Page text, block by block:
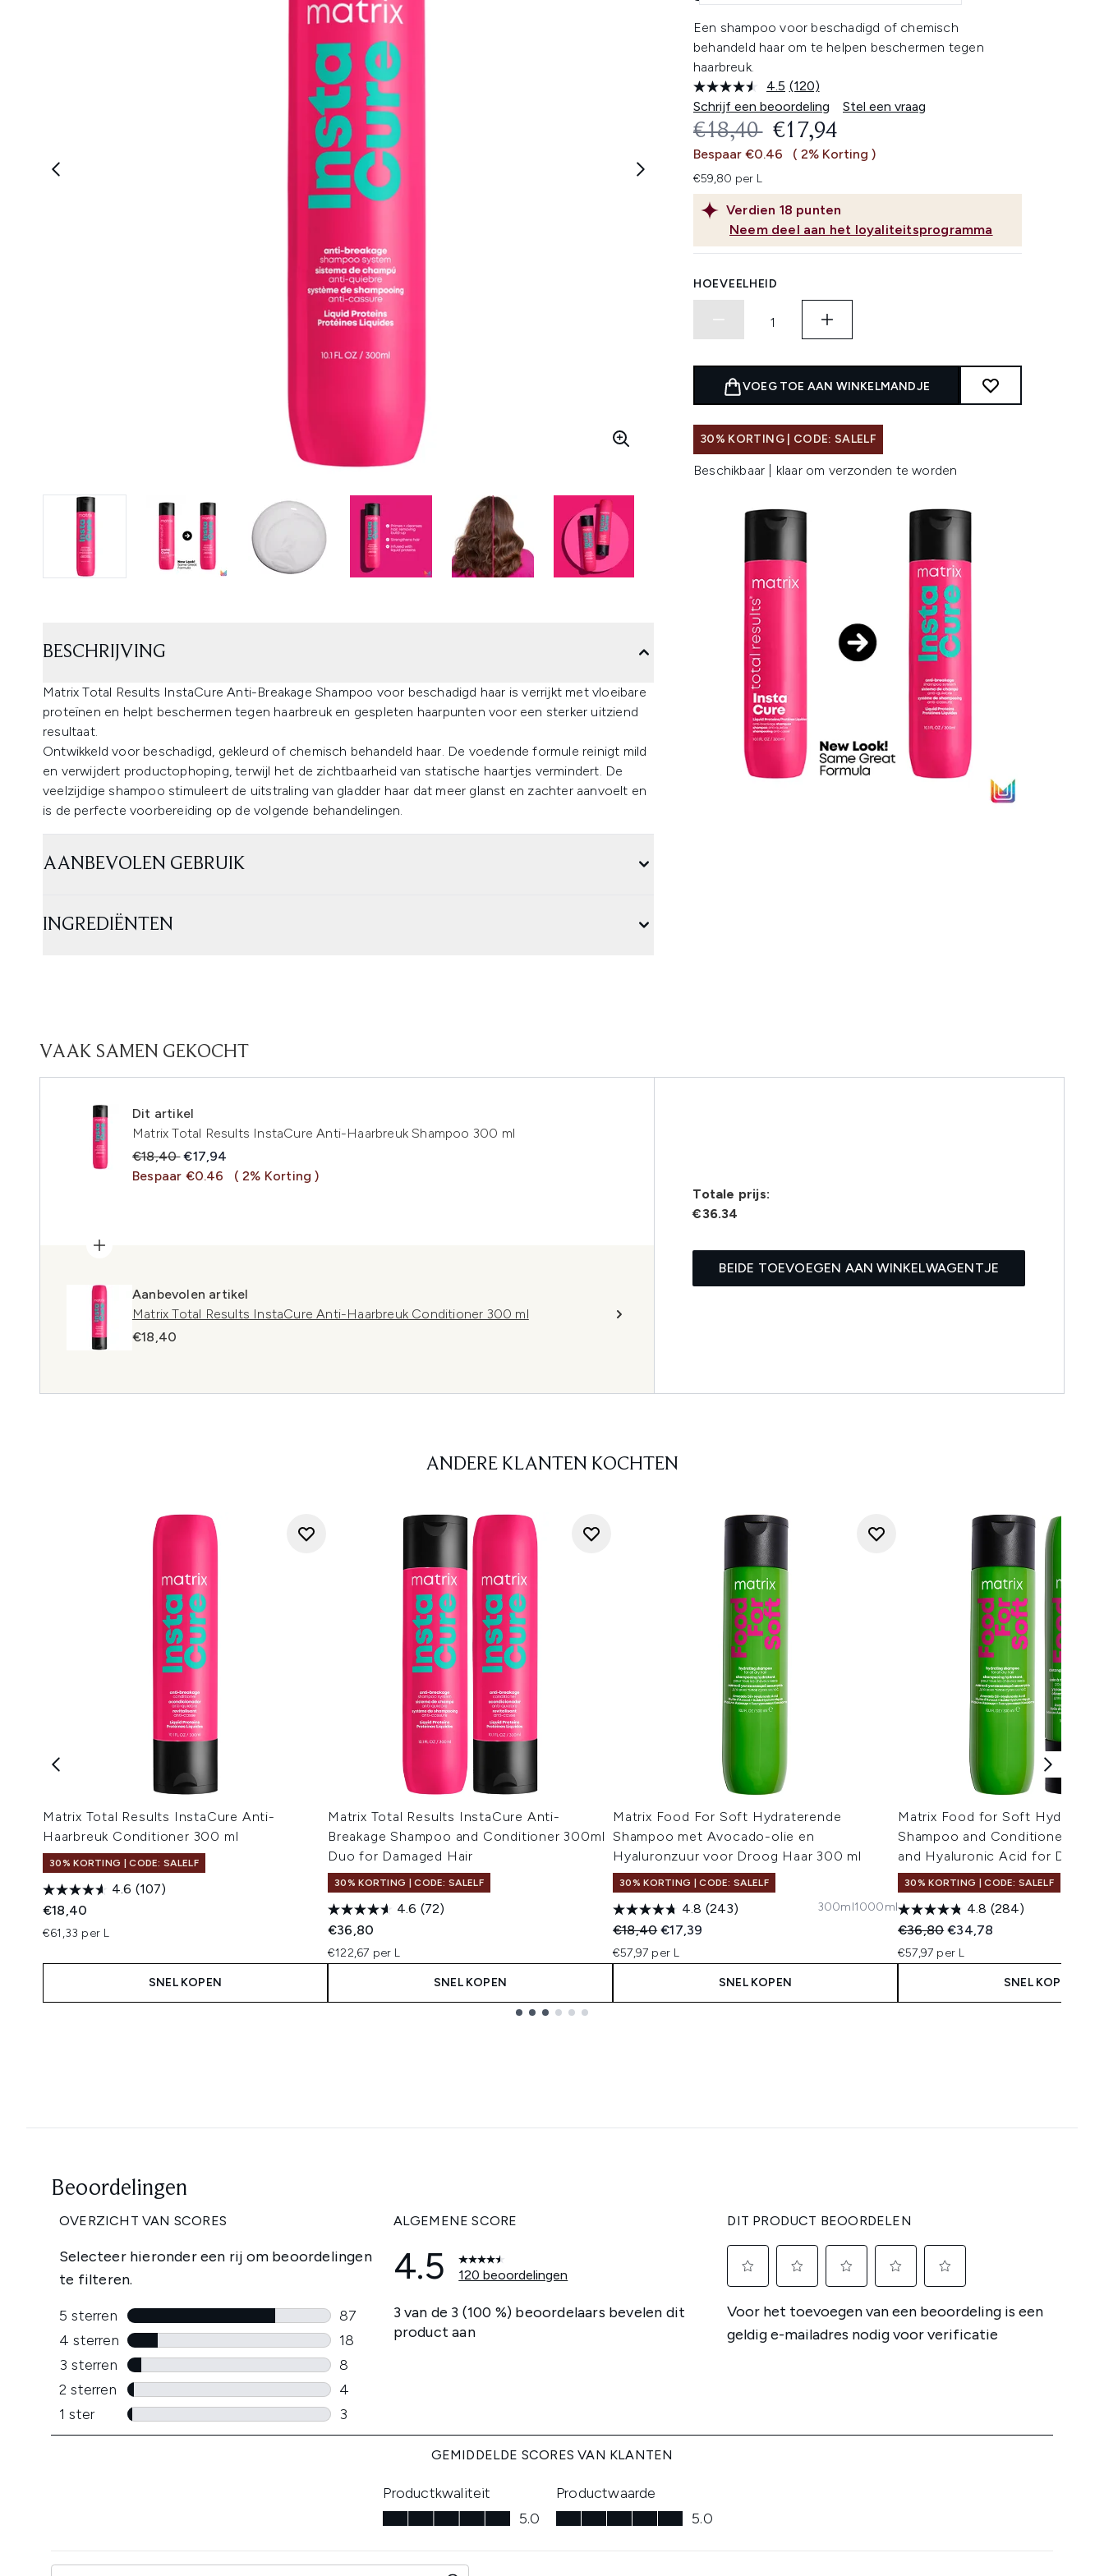
Een shampoo voor beschadigd of chemisch
behandeld haar om te helpen beschermen tegen
haarbreuk.
4.5 Lees
120
beoordelingen.
Dezelfde
paginalink.
(120)
Schrijf een beoordeling
Stel een vraag
Verdien 18 punten
Neem deel aan het loyaliteitsprogramma
RECOMMENDED RETAIL PRICE:
€18,40 HUIDIGE PRIJS:
€17,94
Bespaar €0.46 ( 2% Korting )
€59,80 per L
HOEVEELHEID
VOEG TOE AAN WINKELMANDJE
30% KORTING | CODE: SALELF
Beschikbaar | klaar om verzonden te worden
BESCHRIJVING
Matrix Total Results InstaCure Anti-Breakage Shampoo voor beschadigd haar is verrijkt met vloeibare
proteïnen en helpt beschermen tegen haarbreuk en gespleten haarpunten voor een sterker uitziend
resultaat.
Ontwikkeld voor beschadigd, gekleurd of chemisch behandeld haar. De voedende formule reinigt mild
en verwijdert productophoping, terwijl het de zichtbaarheid van statische haartjes vermindert. De
veelzijdige shampoo stimuleert de uitstraling van gladder haar dat meer glanst en zachter aanvoelt en
is de perfecte voorbereiding op de volgende behandelingen.
AANBEVOLEN GEBRUIK
INGREDIËNTEN
VAAK SAMEN GEKOCHT
Dit artikel
Matrix Total Results InstaCure Anti-Haarbreuk Shampoo 300 ml
Recommended Retail Price:
€18,40Huidige prijs:
€17,94
Bespaar €0.46
( 2% Korting )
Aanbevolen artikel
Matrix Total Results InstaCure Anti-Haarbreuk Conditioner 300 ml
€18,40
Totale prijs:
€36.34
BEIDE TOEVOEGEN AAN WINKELWAGENTJE
ANDERE KLANTEN KOCHTEN
Matrix Total Results InstaCure Anti-
Haarbreuk Conditioner 300 ml
30% KORTING | CODE: SALELF
4.6 (107)
€18,40
€61,33 per L
SNEL KOPEN
Matrix Total Results InstaCure Anti-
Breakage Shampoo and Conditioner 300ml
Duo for Damaged Hair
30% KORTING | CODE: SALELF
4.6 (72)
€36,80
€122,67 per L
SNEL KOPEN
Matrix Food For Soft Hydraterende
Shampoo met Avocado-olie en
Hyaluronzuur voor Droog Haar 300 ml
30% KORTING | CODE: SALELF
4.8 (243)
Recommended Retail Price:
€18,40Huidige prijs:
€17,39
€57,97 per L
300ml1000ml
SNEL KOPEN
Matrix Food for Soft Hydrating
Shampoo and Conditioner with
and Hyaluronic Acid for Dry
30% KORTING | CODE: SALELF
4.8 (284)
Recommended Retail Price:
€36,80Huidige prijs:
€34,78
€57,97 per L
SNEL KOPEN